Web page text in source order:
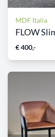
MDF Italia
FLOW
€ 400,-